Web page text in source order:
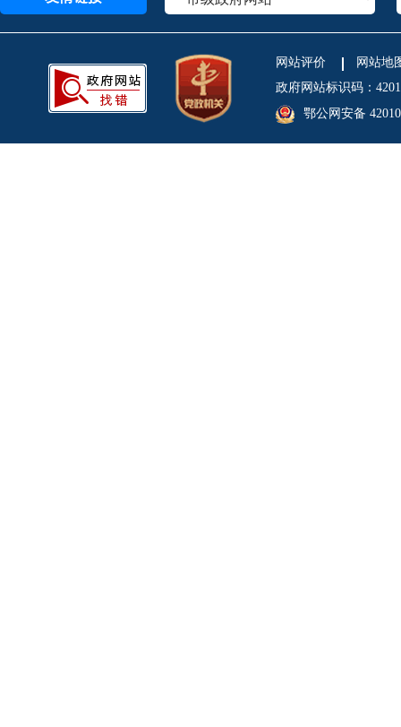
网站评价
网站地
政府网站标识码：
鄂公网安备